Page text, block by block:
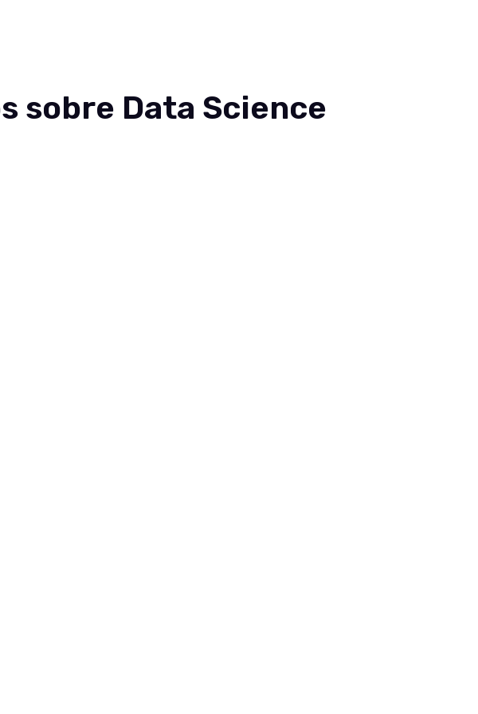
sobre Data Science